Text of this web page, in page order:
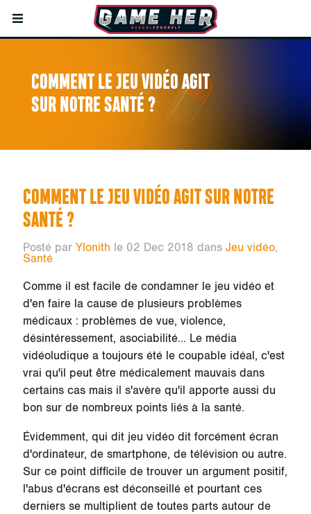
COMMENT LE JEU VIDÉO AGIT
SUR NOTRE SANTÉ ?
COMMENT LE JEU VIDÉO AGIT SUR NOTRE
SANTÉ ?
Posté par Ylonith le 02 Dec 2018 dans Jeu vidéo,
Santé
Comme il est facile de condamner le jeu vidéo et
d'en faire la cause de plusieurs problèmes
médicaux : problèmes de vue, violence,
désintéressement, asociabilité... Le média
vidéoludique a toujours été le coupable idéal, c'est
vrai qu'il peut être médicalement mauvais dans
certains cas mais il s'avère qu'il apporte aussi du
bon sur de nombreux points liés à la santé.
Évidemment, qui dit jeu vidéo dit forcément écran
d'ordinateur, de smartphone, de télévision ou autre.
Sur ce point difficile de trouver un argument positif,
l'abus d'écrans est déconseillé et pourtant ces
derniers se multiplient de toutes parts autour de